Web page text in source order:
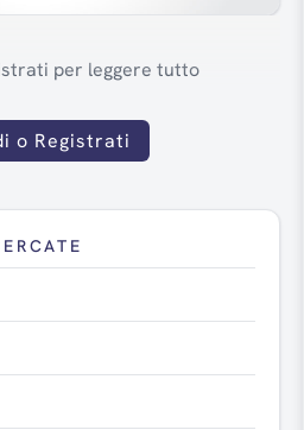
per leggere tutto
o Registrati